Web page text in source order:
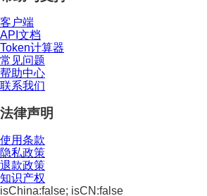
客户端
API文档
Token计算器
常见问题
帮助中心
联系我们
法律声明
使用条款
隐私政策
退款政策
知识产权
isChina:false; isCN:false